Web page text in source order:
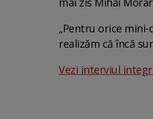
„Pentru orice mini-
realizăm că încă
Vezi interviul